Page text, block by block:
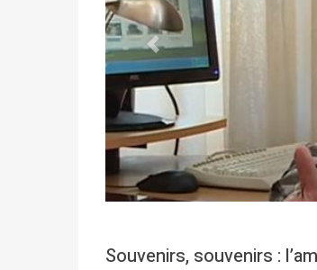
Précédent
Souvenirs, souvenirs :